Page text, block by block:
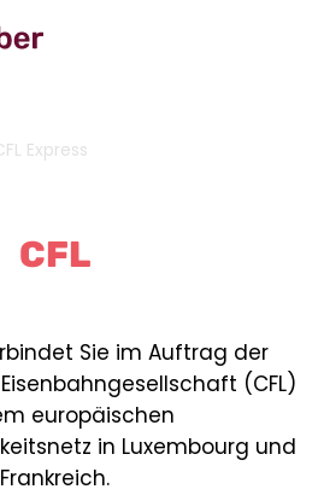
Express
CFL
Sie im Auftrag der
(CFL)
europäischen
in Luxembourg und
Frankreich.